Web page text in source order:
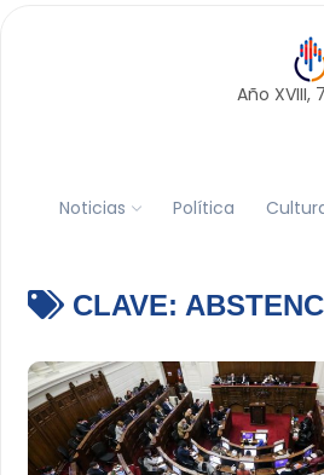
Año XVIII,
Noticias Política
CLAVE: